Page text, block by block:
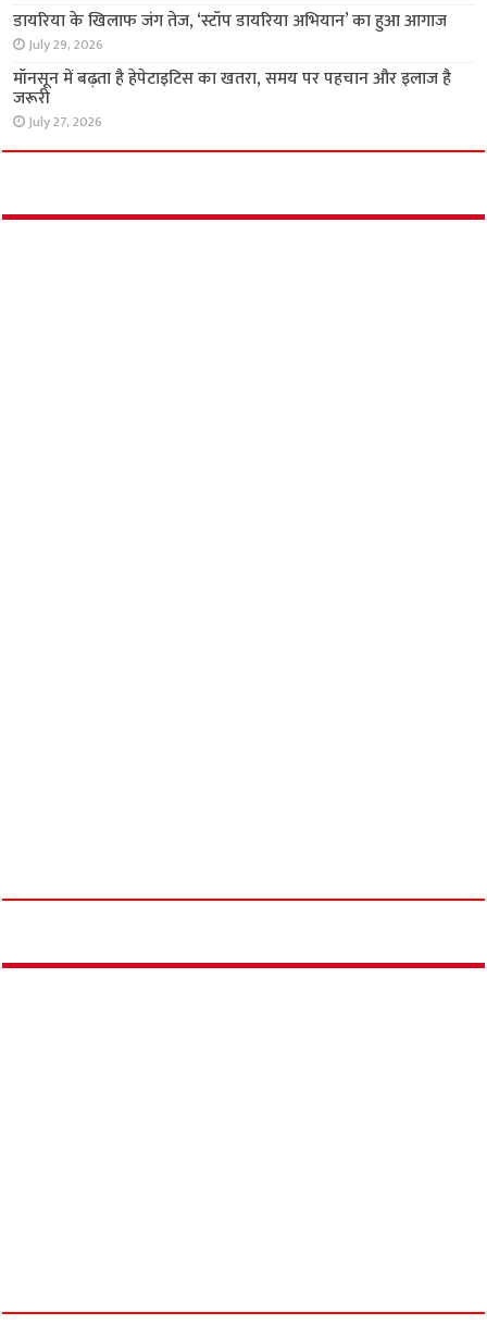
डायरिया के खिलाफ जंग तेज, ‘स्टॉप डायरिया अभियान’ का हुआ आगाज
July 29, 2026
मॉनसून में बढ़ता है हेपेटाइटिस का खतरा, समय पर पहचान और इलाज है
जरूरी
July 27, 2026